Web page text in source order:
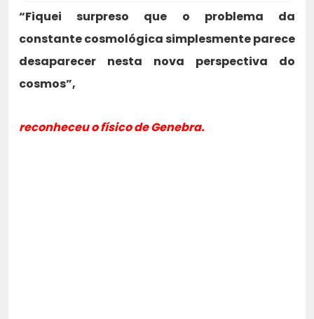
“Fiquei surpreso que o problema da
constante cosmológica simplesmente parece
desaparecer nesta nova perspectiva do
cosmos”,
reconheceu o físico de Genebra.